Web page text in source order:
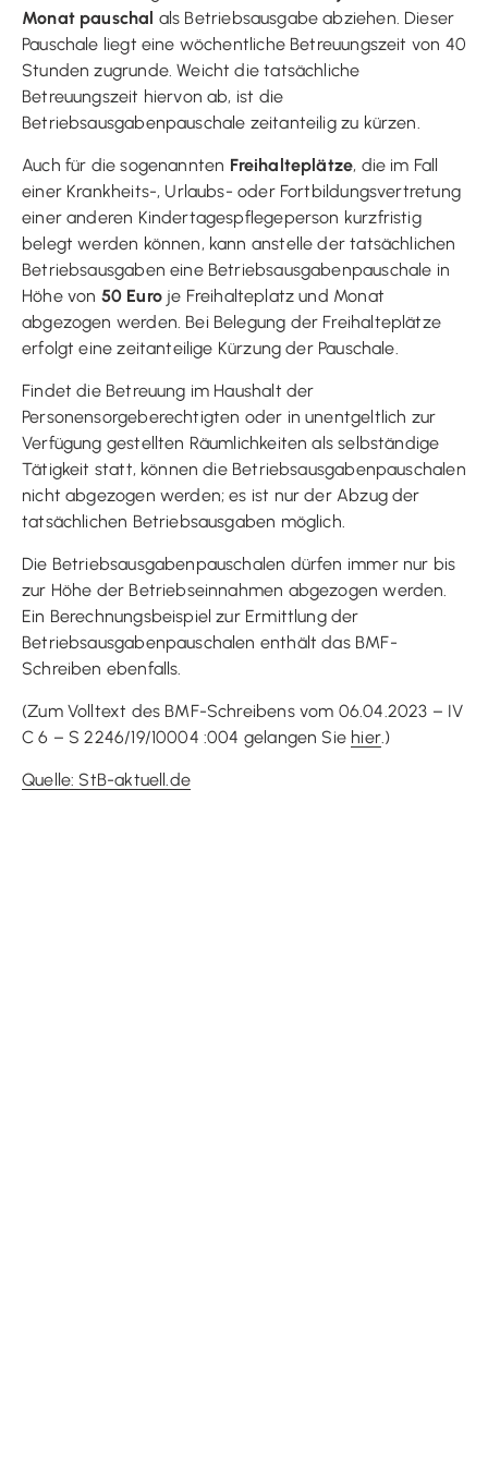
Monat pauschal als Betriebsausgabe abziehen. Dieser
Pauschale liegt eine wöchentliche Betreuungszeit von 40
Stunden zugrunde. Weicht die tatsächliche
Betreuungszeit hiervon ab, ist die
Betriebsausgabenpauschale zeitanteilig zu kürzen.
Auch für die sogenannten Freihalteplätze, die im Fall
einer Krankheits-, Urlaubs- oder Fortbildungsvertretung
einer anderen Kindertagespflegeperson kurzfristig
belegt werden können, kann anstelle der tatsächlichen
Betriebsausgaben eine Betriebsausgabenpauschale in
Höhe von 50 Euroje Freihalteplatz und Monat
abgezogen werden. Bei Belegung der Freihalteplätze
erfolgt eine zeitanteilige Kürzung der Pauschale.
Findet die Betreuung im Haushalt der
Personensorgeberechtigten oder in unentgeltlich zur
Verfügung gestellten Räumlichkeiten als selbständige
Tätigkeit statt, können die Betriebsausgabenpauschalen
nicht abgezogen werden; es ist nur der Abzug der
tatsächlichen Betriebsausgaben möglich.
Die Betriebsausgabenpauschalen dürfen immer nur bis
zur Höhe der Betriebseinnahmen abgezogen werden.
Ein Berechnungsbeispiel zur Ermittlung der
Betriebsausgabenpauschalen enthält das BMF-
Schreiben ebenfalls.
(Zum Volltext des BMF-Schreibens vom 06.04.2023 – IV
C 6 – S 2246/19/10004 :004 gelangen Sie hier.)
Quelle: StB-aktuell.de